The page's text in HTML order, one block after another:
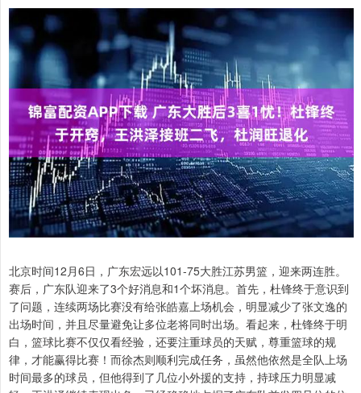
北京时间12月6日，广东宏远以101-75大胜江苏男篮，迎来两连胜。
赛后，广东队迎来了3个好消息和1个坏消息。首先，杜锋终于意识到
了问题，连续两场比赛没有给张皓嘉上场机会，明显减少了张文逸的
出场时间，并且尽量避免让多位老将同时出场。看起来，杜锋终于明
白，篮球比赛不仅仅看经验，还要注重球员的天赋，尊重篮球的规
律，才能赢得比赛！而徐杰则顺利完成任务，虽然他依然是全队上场
时间最多的球员，但他得到了几位小外援的支持，持球压力明显减